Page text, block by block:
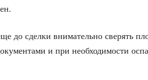
до сделки внимательно сверять
и при необходимости